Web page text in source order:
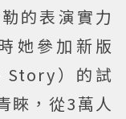
的表演實力
她參加新版
Story）的試
睞，從3萬人